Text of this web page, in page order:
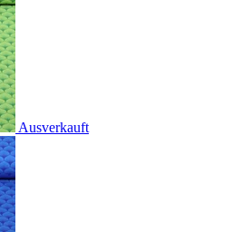
Ausverkauft